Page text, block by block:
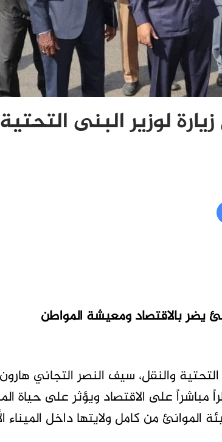
لوزير البنى
يضر بالاقتصاد ومعيشة المواطن
والنقل، سيف النصر التجاني
على الاقتصاد ويؤثر على حياة
الموانئ من كامل ولايتها داخل الميناء